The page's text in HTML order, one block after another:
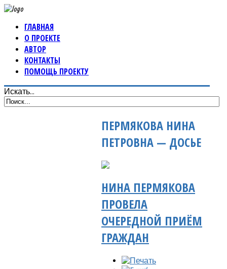
ГЛАВНАЯ
О ПРОЕКТЕ
АВТОР
КОНТАКТЫ
ПОМОЩЬ ПРОЕКТУ
Искать...
ПЕРМЯКОВА НИНА
ПЕТРОВНА — ДОСЬЕ
НИНА ПЕРМЯКОВА
ПРОВЕЛА
ОЧЕРЕДНОЙ ПРИЁМ
ГРАЖДАН